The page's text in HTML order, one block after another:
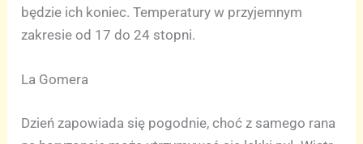
będzie ich koniec. Temperatury w przyjemnym
zakresie od 17 do 24 stopni.
La Gomera
Dzień zapowiada się pogodnie, choć z samego rana